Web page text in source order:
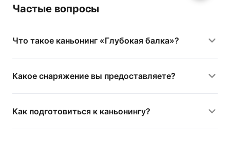
Частые вопросы
Что такое каньонинг «Глубокая балка»?
Какое снаряжение вы предоставляете?
Как подготовиться к каньонингу?